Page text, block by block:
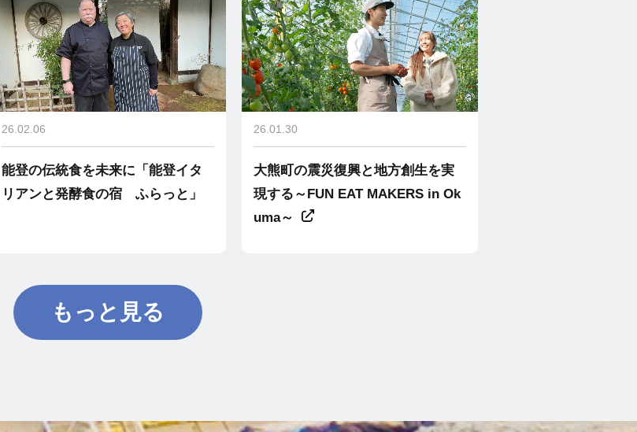
26.02.06
能登の伝統食を未来に「能登イタ
リアンと発酵食の宿 ふらっと」
26.01.30
大熊町の震災復興と地方創生を実
現する～FUN EAT MAKERS in Ok
uma～
もっと見る